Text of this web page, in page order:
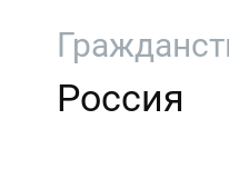
Россия